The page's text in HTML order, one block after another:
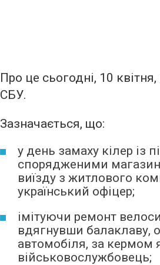
Про це сьогодні, 10
СБУ.
Зазначається, що:
у день замаху кілер із
спорядженими
виїзду з житлового
український офіцер;
імітуючи ремонт
вдягнувши балаклаву,
автомобіля, за кермом
військовослужбовець;